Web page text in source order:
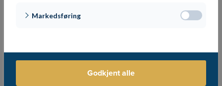
Markedsføring
Godkjent alle
bransjen i over 30 år, og jobber i dag i
et av Bergens største murerfirmaer,
prosjektleder. Han er engasjert i
fagfeltet sitt, og er blant annet
ansvarlig for lærlinger på